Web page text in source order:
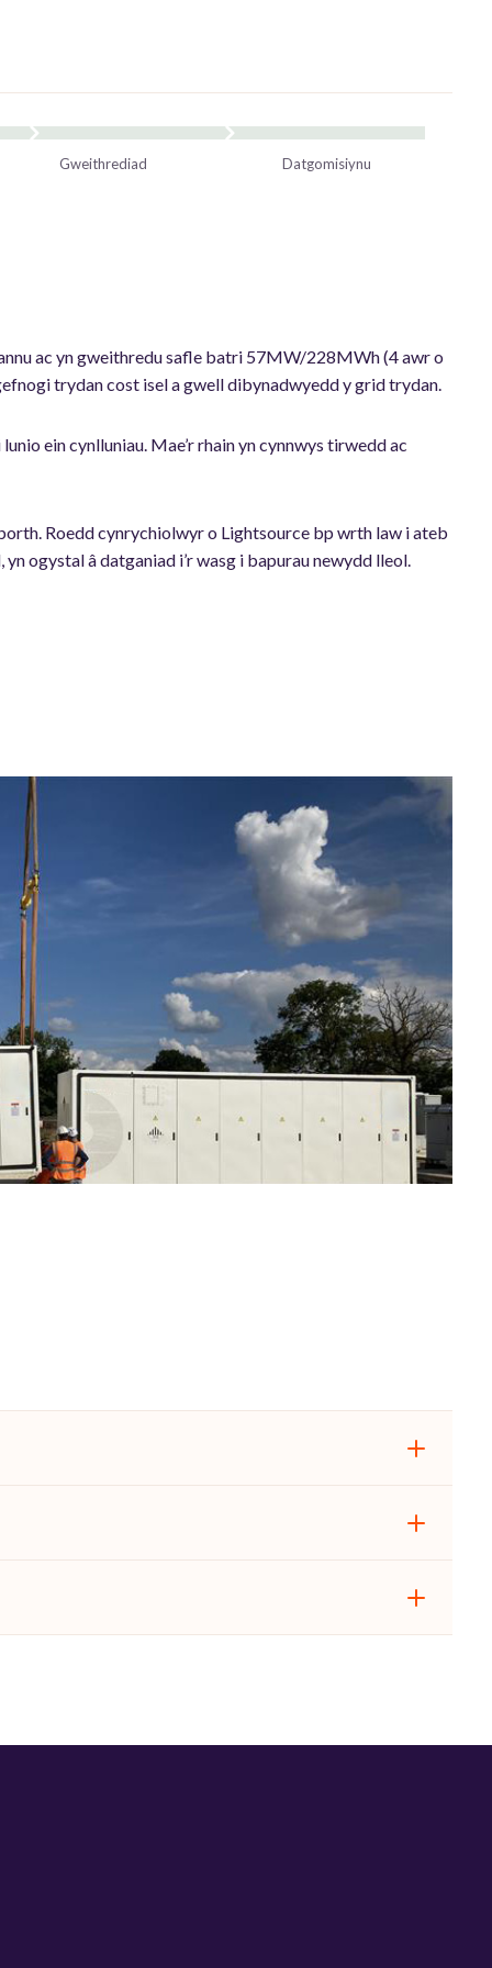
Gweithrediad Datgomisiynu
ac yn gweithredu safle batri 57MW/228MWh (4 awr o
trydan cost isel a gwell dibynadwyedd y grid trydan.
ein cynlluniau. Mae’r rhain yn cynnwys tirwedd ac
Roedd cynrychiolwyr o Lightsource bp wrth law i ateb
ogystal â datganiad i’r wasg i bapurau newydd lleol.